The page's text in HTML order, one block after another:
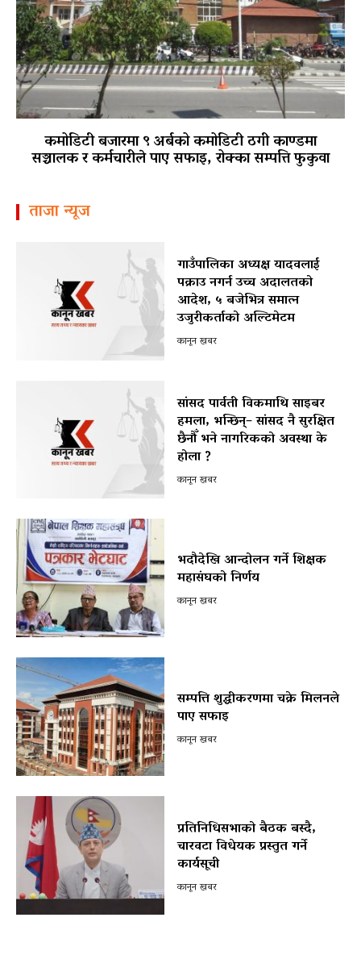
कमोडिटी बजारमा ९ अर्बको कमोडिटी ठगी काण्डमा
सञ्चालक र कर्मचारीले पाए सफाइ, रोक्का सम्पत्ति फुकुवा
ताजा न्यूज
गाउँपालिका अध्यक्ष यादवलाई
पक्राउ नगर्न उच्च अदालतको
आदेश, ५ बजेभित्र समात्न
उजुरीकर्ताको अल्टिमेटम
कानून खबर
सांसद पार्वती विकमाथि साइबर
हमला, भन्छिन्– सांसद नै सुरक्षित
छैनौँ भने नागरिकको अवस्था के
होला ?
कानून खबर
भदौदेखि आन्दोलन गर्ने शिक्षक
महासंघको निर्णय
कानून खबर
सम्पत्ति शुद्धीकरणमा चक्रे मिलनले
पाए सफाइ
कानून खबर
प्रतिनिधिसभाको बैठक बस्दै,
चारवटा विधेयक प्रस्तुत गर्ने
कार्यसूची
कानून खबर